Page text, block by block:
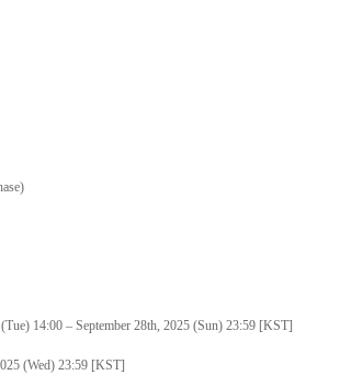
14:00 – September 28th, 2025 (Sun) 23:59 [KST]
(Wed) 23:59 [KST]